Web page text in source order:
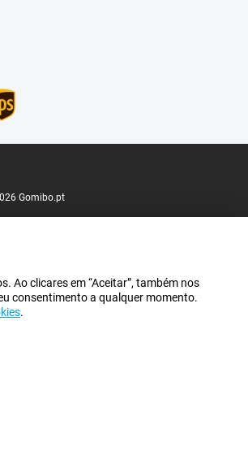
Gomibo.pt
Ao clicares em “Aceitar”, também nos
consentimento a qualquer momento.
.